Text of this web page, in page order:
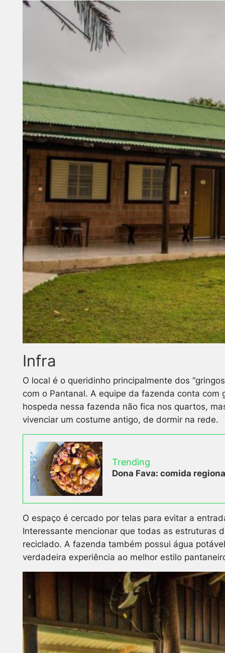
Infra
O local é o queridinho principalmente dos
com o Pantanal. A equipe da fazenda conta
hospeda nessa fazenda não fica nos quartos,
vivenciar um costume antigo, de dormir na rede.
Trending
Dona Fava: comida
O espaço é cercado por telas para evitar a
Interessante mencionar que todas as estruturas
reciclado. A fazenda também possui água
verdadeira experiência ao melhor estilo